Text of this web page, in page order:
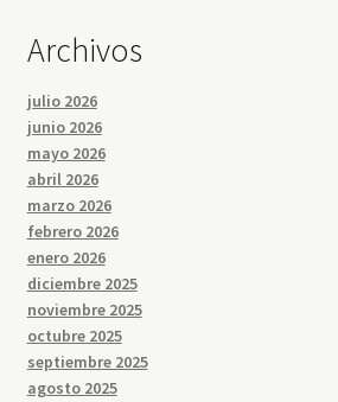
Archivos
julio 2026
junio 2026
mayo 2026
abril 2026
marzo 2026
febrero 2026
enero 2026
diciembre 2025
noviembre 2025
octubre 2025
septiembre 2025
agosto 2025